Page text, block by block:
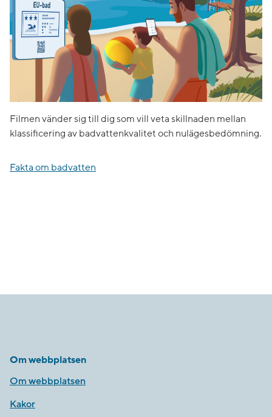
Filmen vänder sig till dig som vill veta skillnaden mellan
klassificering av badvattenkvalitet och nulägesbedömning.
Fakta om badvatten
Om webbplatsen
Om webbplatsen
Kakor